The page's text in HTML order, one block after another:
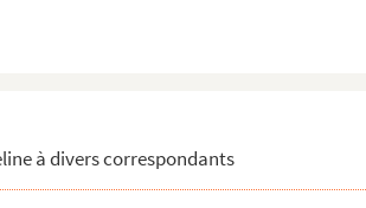
à divers correspondants